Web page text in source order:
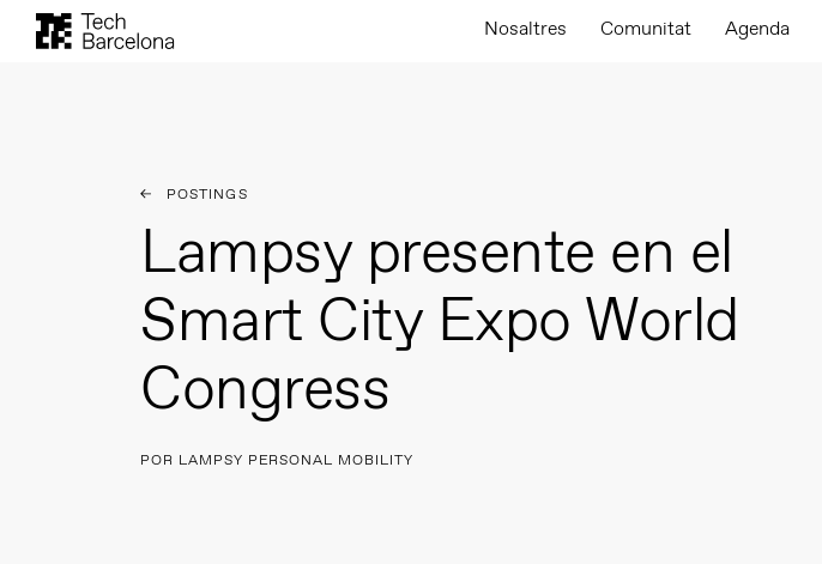
Nosaltres Comunitat Agenda
POSTINGS
Lampsy presente en el
Smart City Expo World
Congress
POR LAMPSY PERSONAL MOBILITY